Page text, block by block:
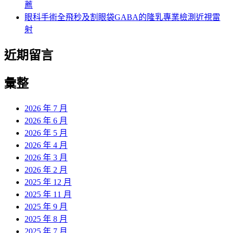
薦
眼科手術全飛秒及割眼袋GABA的隆乳專業檢測近視雷
射
近期留言
彙整
2026 年 7 月
2026 年 6 月
2026 年 5 月
2026 年 4 月
2026 年 3 月
2026 年 2 月
2025 年 12 月
2025 年 11 月
2025 年 9 月
2025 年 8 月
2025 年 7 月